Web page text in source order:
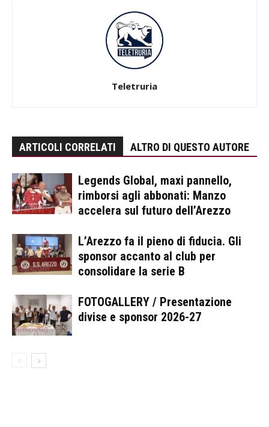
Teletruria
ARTICOLI CORRELATI ALTRO DI QUESTO AUTORE
Legends Global, maxi pannello,
rimborsi agli abbonati: Manzo
accelera sul futuro dell’Arezzo
L’Arezzo fa il pieno di fiducia. Gli
sponsor accanto al club per
consolidare la serie B
FOTOGALLERY / Presentazione
divise e sponsor 2026-27